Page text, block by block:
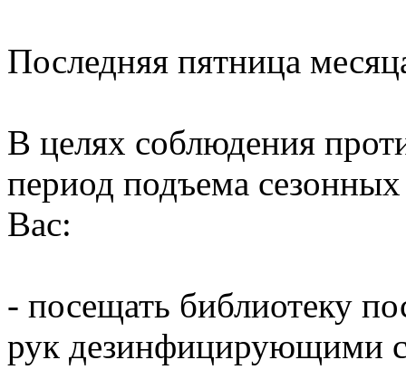
Последняя пятница
В целях соблюдения
период подъема
Вас:
- посещать библиотеку
рук дезинфицирующими